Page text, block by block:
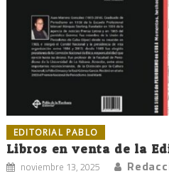
EDITORIAL PABLO
Libros en venta de la
noviembre 13, 2025